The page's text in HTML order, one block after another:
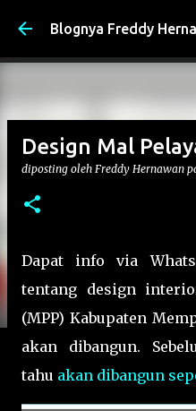
Langsung
Blognya Freddy
Design Mal
diposting oleh Freddy Hernawan
Dapat info via
tentang design
(MPP) Kabupaten
akan dibangun.
tahu akan dibangun